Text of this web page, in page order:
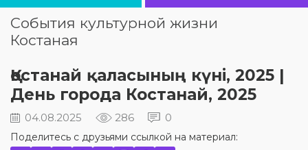
События культурной жизни
Костаная
Қостанай қаласының күні, 2025 |
День города Костанай, 2025
04.08.2025 286 0
Поделитесь с друзьями ссылкой на материал: